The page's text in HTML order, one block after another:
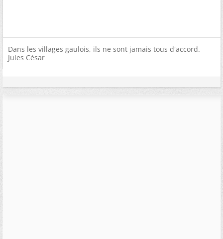
Dans les villages gaulois, ils ne sont jamais tous d'accord.
Jules César